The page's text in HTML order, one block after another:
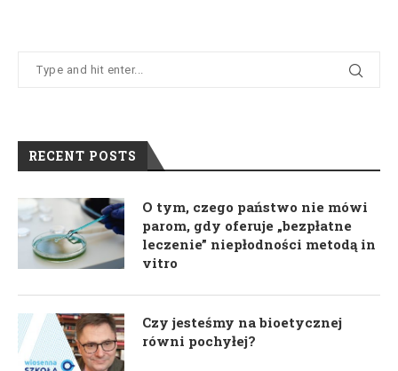
RECENT POSTS
O tym, czego państwo nie mówi
parom, gdy oferuje „bezpłatne
leczenie” niepłodności metodą in
vitro
Czy jesteśmy na bioetycznej
równi pochyłej?